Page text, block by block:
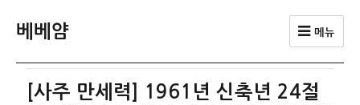
베베얌 메뉴
[사주 만세력] 1961년 신축년 24절